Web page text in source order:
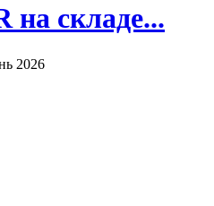
на складе...
2026